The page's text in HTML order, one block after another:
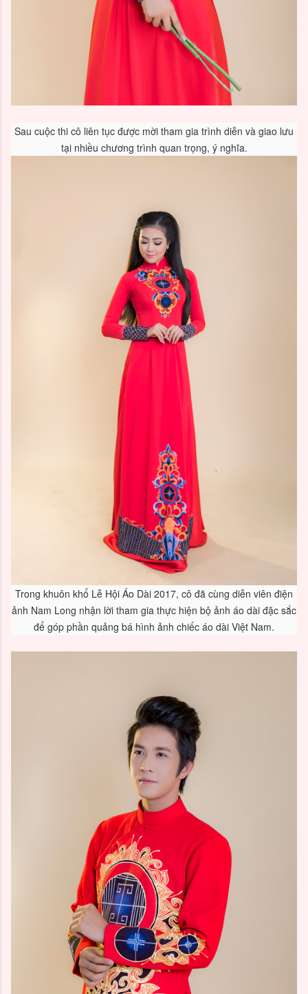
Sau cuộc thi cô liên tục được mời tham gia trình diễn và giao lưu
tại nhiều chương trình quan trọng, ý nghĩa.
Trong khuôn khổ Lễ Hội Áo Dài 2017, cô đã cùng diễn viên điện
ảnh Nam Long nhận lời tham gia thực hiện bộ ảnh áo dài đặc sắc
để góp phần quảng bá hình ảnh chiếc áo dài Việt Nam.